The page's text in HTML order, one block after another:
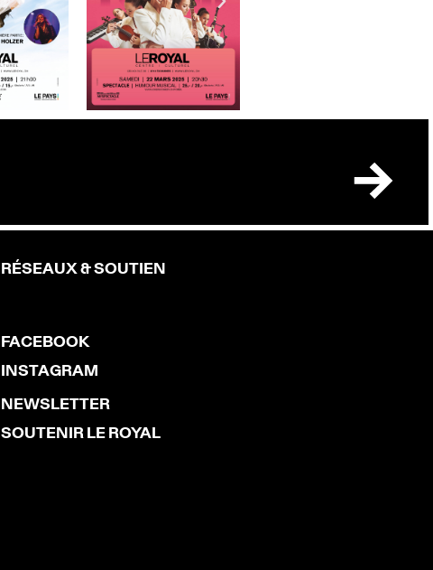
RÉSEAUX & SOUTIEN
FACEBOOK
INSTAGRAM
NEWSLETTER
SOUTENIR LE ROYAL